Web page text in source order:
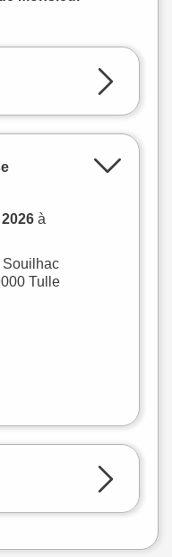
à
Souilhac
Tulle